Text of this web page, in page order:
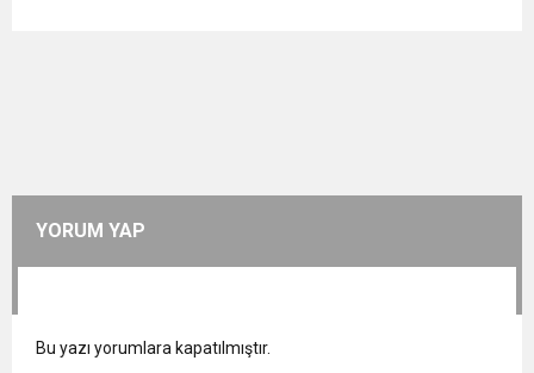
YORUM YAP
Bu yazı yorumlara kapatılmıştır.